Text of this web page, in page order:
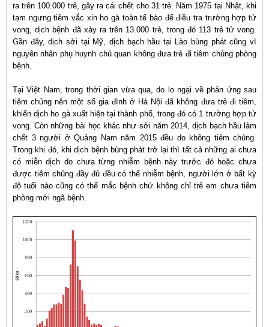
ra trên 100.000 trẻ, gây ra cái chết cho 31 trẻ. Năm 1975 tại Nhật, khi
tạm ngưng tiêm vắc xin ho gà toàn tế bào để điều tra trường hợp tử
vong, dịch bệnh đã xảy ra trên 13.000 trẻ, trong đó 113 trẻ tử vong.
Gần đây, dịch sởi tại Mỹ, dịch bạch hầu tại Lào bùng phát cũng vì
nguyên nhân phụ huynh chủ quan không đưa trẻ đi tiêm chủng phòng
bệnh.
Tại Việt Nam, trong thời gian vừa qua, do lo ngại về phản ứng sau
tiêm chủng nên một số gia đình ở Hà Nội đã không đưa trẻ đi tiêm,
khiến dịch ho gà xuất hiện tại thành phố, trong đó có 1 trường hợp tử
vong. Còn những bài học khác như sởi năm 2014, dịch bạch hầu làm
chết 3 người ở Quảng Nam năm 2015 đều do không tiêm chủng.
Trong khi đó, khi dịch bệnh bùng phát trở lại thì tất cả những ai chưa
có miễn dịch do chưa từng nhiễm bệnh này trước đó hoặc chưa
được tiêm chủng đầy đủ đều có thể nhiễm bệnh, người lớn ở bất kỳ
độ tuổi nào cũng có thể mắc bệnh chứ không chỉ trẻ em chưa tiêm
phòng mới ngã bệnh.